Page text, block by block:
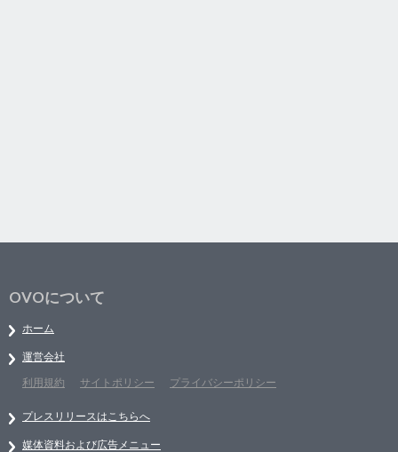
OVOについて
ホーム
運営会社
利用規約
サイトポリシー プライバシーポリシー
プレスリリースはこちらへ
媒体資料および広告メニュー